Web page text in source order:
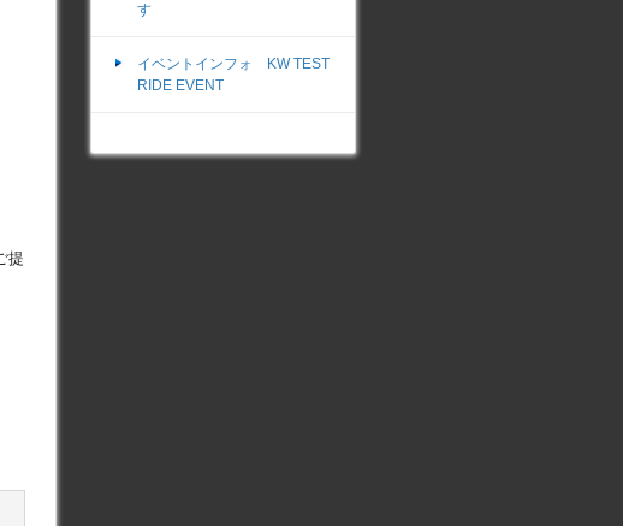
提
す
イベントインフォ KW TEST
RIDE EVENT